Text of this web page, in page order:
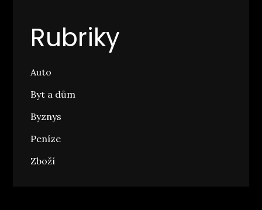
Rubriky
Auto
Byt a dům
Byznys
Peníze
Zboží